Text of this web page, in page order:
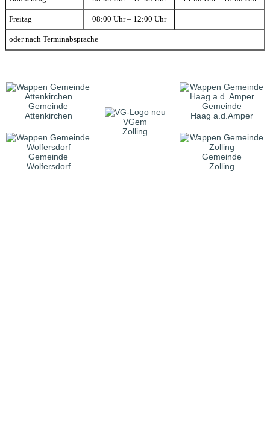
Freitag 08:00 Uhr – 12:00 Uhr
oder nach Terminabsprache
Gemeinde
Attenkirchen
VGem
Zolling
Gemeinde
Haag a.d.Amper
Gemeinde
Wolfersdorf
Gemeinde
Zolling